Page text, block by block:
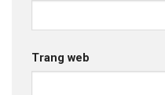
Trang web